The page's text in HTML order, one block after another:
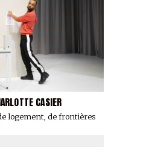
CASIER
logement, de frontières